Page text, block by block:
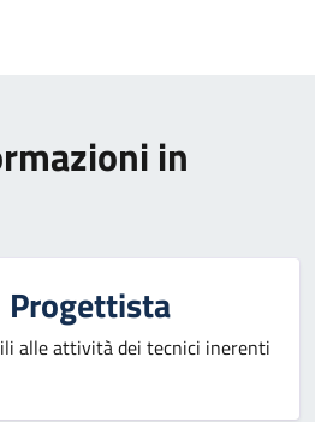
in
Progettista
alle attività dei tecnici inerenti